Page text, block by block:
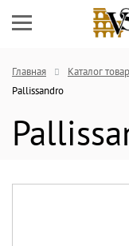
Главная Каталог
Pallissandro